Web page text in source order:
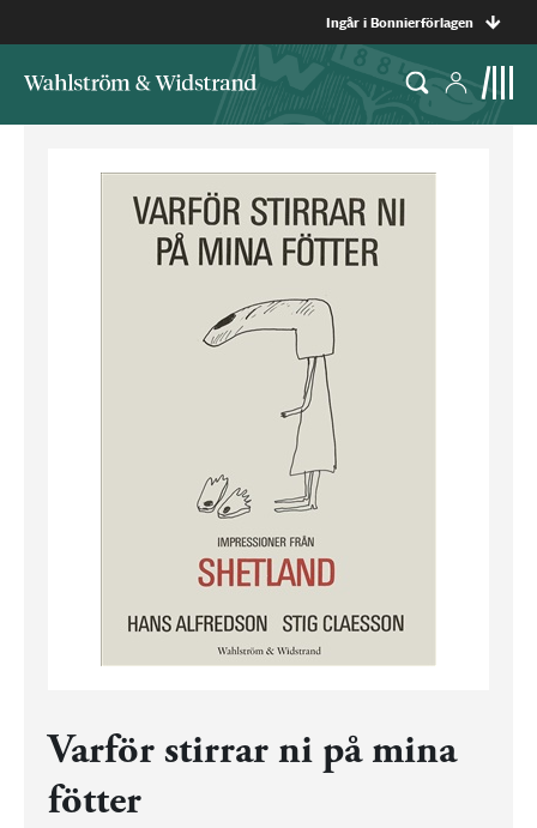
Ingår i Bonnierförlagen
Varför stirrar ni på mina
fötter